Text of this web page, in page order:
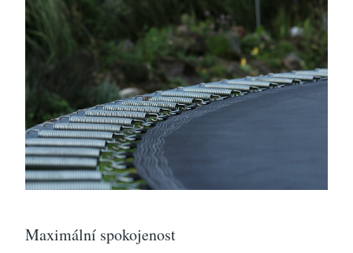
Maximální spokojenost